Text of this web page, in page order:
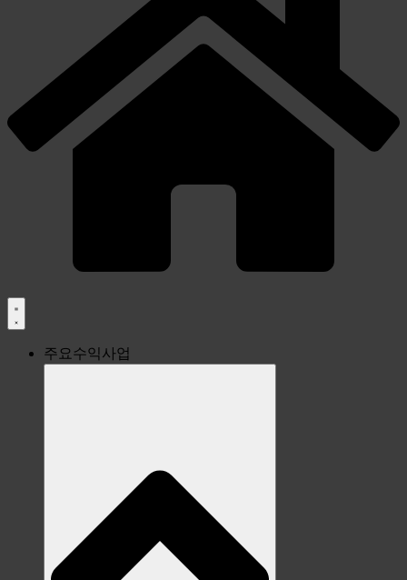
주요수익사업